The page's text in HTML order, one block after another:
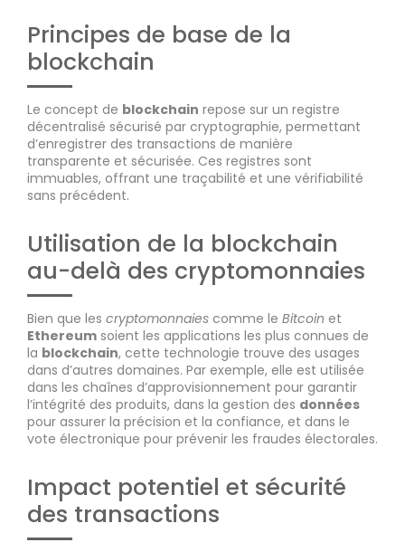
Principes de base de la
blockchain
Le concept de blockchain repose sur un registre
décentralisé sécurisé par cryptographie, permettant
d’enregistrer des transactions de manière
transparente et sécurisée. Ces registres sont
immuables, offrant une traçabilité et une vérifiabilité
sans précédent.
Utilisation de la blockchain
au-delà des cryptomonnaies
Bien que les cryptomonnaies comme le Bitcoin et
Ethereum soient les applications les plus connues de
la blockchain, cette technologie trouve des usages
dans d’autres domaines. Par exemple, elle est utilisée
dans les chaînes d’approvisionnement pour garantir
l’intégrité des produits, dans la gestion des données
pour assurer la précision et la confiance, et dans le
vote électronique pour prévenir les fraudes électorales.
Impact potentiel et sécurité
des transactions